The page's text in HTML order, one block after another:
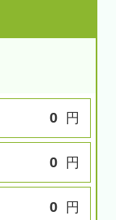
0 円
0 円
0 円